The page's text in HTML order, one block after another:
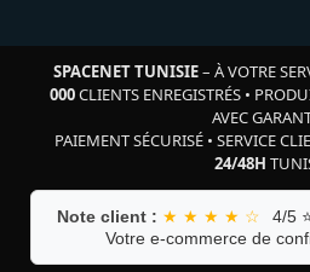
SPACENET TUNISIE– À VOTRE
000CLIENTS ENREGISTRÉS•
AVEC
PAIEMENT SÉCURISÉ • SERVICE
24/48H
Note client : ★ ★ ★ ★ ☆
4/5
Votre e-commerce de